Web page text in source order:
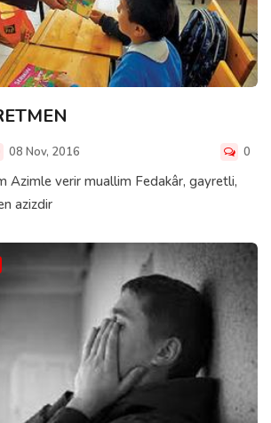
08 Nov, 2016 0
Azimle verir muallim Fedakâr, gayretli,
azizdir